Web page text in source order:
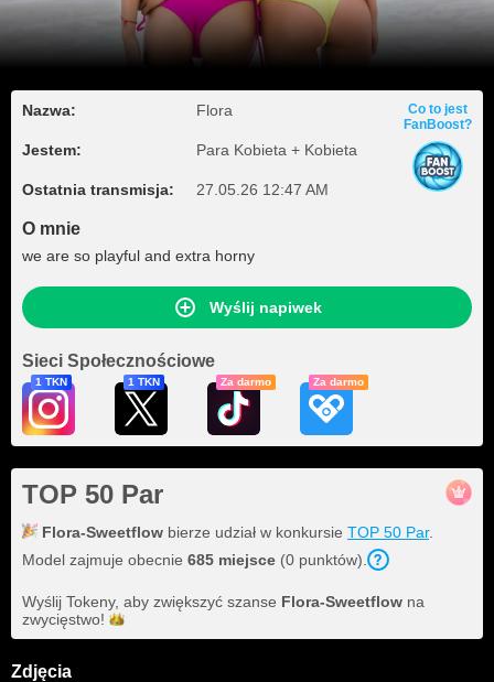
Nazwa: Flora
Jestem: Para Kobieta + Kobieta
Ostatnia transmisja: 27.05.26 12:47 AM
Co to jest
FanBoost?
O mnie
we are so playful and extra horny
Wyślij napiwek
Sieci Społecznościowe
1 TKN 1 TKN Za darmo Za darmo
TOP 50 Par
Flora-Sweetflow bierze udział w konkursie TOP 50 Par.
Model zajmuje obecnie 685 miejsce (0 punktów).
Wyślij Tokeny, aby zwiększyć szanse Flora-Sweetflow na
zwycięstwo!
Zdjęcia